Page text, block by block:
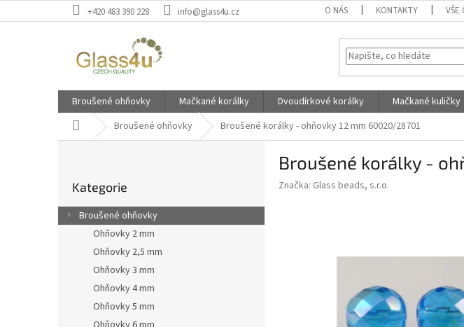
na
+420 483 390 228 info@glass4u.cz O NÁS KONTAKTY VŠE
Broušené ohňovky Mačkané korálky Dvoudírkové korálky Mačkané kuličky
Domů Broušené ohňovky Broušené korálky - ohňovky 12 mm 60020/28701
r
a
kategorie
Kategorie
Broušené ohňovky
Ohňovky 2 mm
Ohňovky 2,5 mm
Ohňovky 3 mm
Ohňovky 4 mm
Ohňovky 5 mm
Broušené korálky -
Značka: Glass beads, s.r.o.